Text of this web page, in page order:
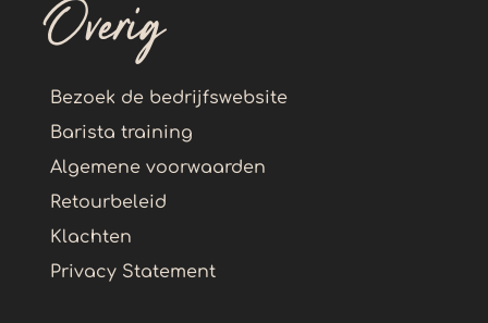
Overig
Bezoek de bedrijfswebsite
Barista training
Algemene voorwaarden
Retourbeleid
Klachten
Privacy Statement